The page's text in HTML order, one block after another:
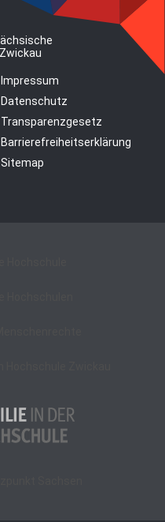
Impressum
Datenschutz
Transparenzgesetz
Barrierefreiheitserklärung
Sitemap